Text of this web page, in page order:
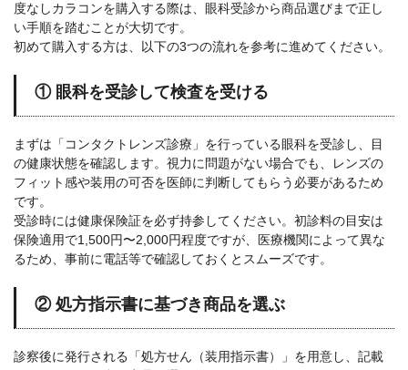
度なしカラコンを購入する際は、眼科受診から商品選びまで正し
い手順を踏むことが大切です。
初めて購入する方は、以下の3つの流れを参考に進めてください。
① 眼科を受診して検査を受ける
まずは「コンタクトレンズ診療」を行っている眼科を受診し、目
の健康状態を確認します。視力に問題がない場合でも、レンズの
フィット感や装用の可否を医師に判断してもらう必要があるため
です。
受診時には健康保険証を必ず持参してください。初診料の目安は
保険適用で1,500円〜2,000円程度ですが、医療機関によって異な
るため、事前に電話等で確認しておくとスムーズです。
② 処方指示書に基づき商品を選ぶ
診察後に発行される「処方せん（装用指示書）」を用意し、記載